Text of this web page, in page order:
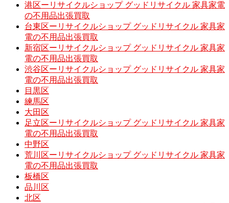
港区ーリサイクルショップ グッドリサイクル 家具家電
の不用品出張買取
台東区ーリサイクルショップ グッドリサイクル 家具家
電の不用品出張買取
新宿区ーリサイクルショップ グッドリサイクル 家具家
電の不用品出張買取
渋谷区ーリサイクルショップ グッドリサイクル 家具家
電の不用品出張買取
目黒区
練馬区
大田区
足立区ーリサイクルショップ グッドリサイクル 家具家
電の不用品出張買取
中野区
荒川区ーリサイクルショップ グッドリサイクル 家具家
電の不用品出張買取
板橋区
品川区
北区